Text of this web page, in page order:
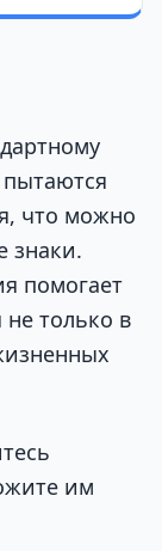
что можно
знаки.
помогает
только в
им